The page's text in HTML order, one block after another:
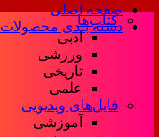
صفحه اصلی
دسته بندی محصولات
کتاب‌ها
ادبی
ورزشی
تاریخی
علمی
فایل‌های ویدیویی
آموزشی